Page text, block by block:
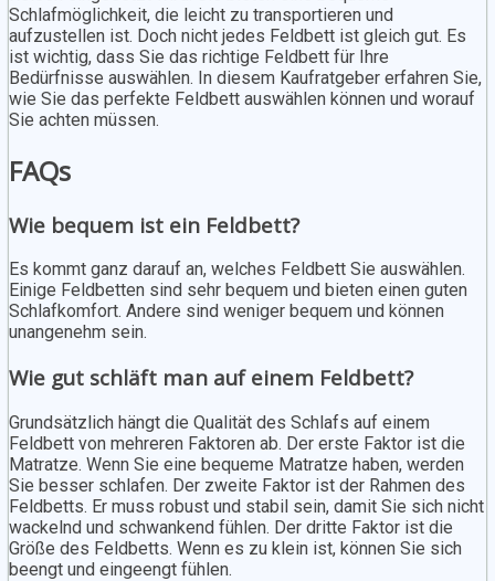
Schlafmöglichkeit, die leicht zu transportieren und
aufzustellen ist. Doch nicht jedes Feldbett ist gleich gut. Es
ist wichtig, dass Sie das richtige Feldbett für Ihre
Bedürfnisse auswählen. In diesem Kaufratgeber erfahren Sie,
wie Sie das perfekte Feldbett auswählen können und worauf
Sie achten müssen.
FAQs
Wie bequem ist ein Feldbett?
Es kommt ganz darauf an, welches Feldbett Sie auswählen.
Einige Feldbetten sind sehr bequem und bieten einen guten
Schlafkomfort. Andere sind weniger bequem und können
unangenehm sein.
Wie gut schläft man auf einem Feldbett?
Grundsätzlich hängt die Qualität des Schlafs auf einem
Feldbett von mehreren Faktoren ab. Der erste Faktor ist die
Matratze. Wenn Sie eine bequeme Matratze haben, werden
Sie besser schlafen. Der zweite Faktor ist der Rahmen des
Feldbetts. Er muss robust und stabil sein, damit Sie sich nicht
wackelnd und schwankend fühlen. Der dritte Faktor ist die
Größe des Feldbetts. Wenn es zu klein ist, können Sie sich
beengt und eingeengt fühlen.